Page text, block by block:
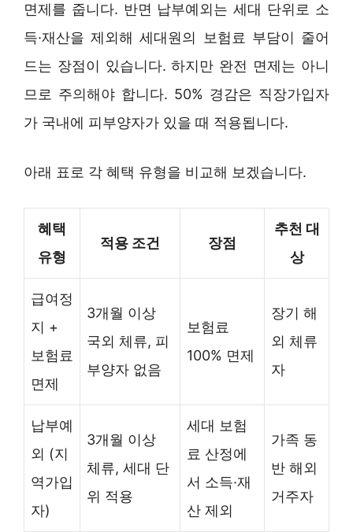
면제를 줍니다. 반면 납부예외는 세대 단위로 소
득·재산을 제외해 세대원의 보험료 부담이 줄어
드는 장점이 있습니다. 하지만 완전 면제는 아니
므로 주의해야 합니다. 50% 경감은 직장가입자
가 국내에 피부양자가 있을 때 적용됩니다.
아래 표로 각 혜택 유형을 비교해 보겠습니다.
혜택
유형
적용 조건 장점
추천 대
상
급여정
지 +
보험료
면제
3개월 이상
국외 체류, 피
부양자 없음
보험료
100% 면제
장기 해
외 체류
자
납부예
외 (지
역가입
자)
3개월 이상
체류, 세대 단
위 적용
세대 보험
료 산정에
서 소득·재
산 제외
가족 동
반 해외
거주자